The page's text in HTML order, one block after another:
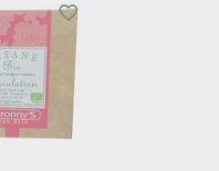
favorite_border